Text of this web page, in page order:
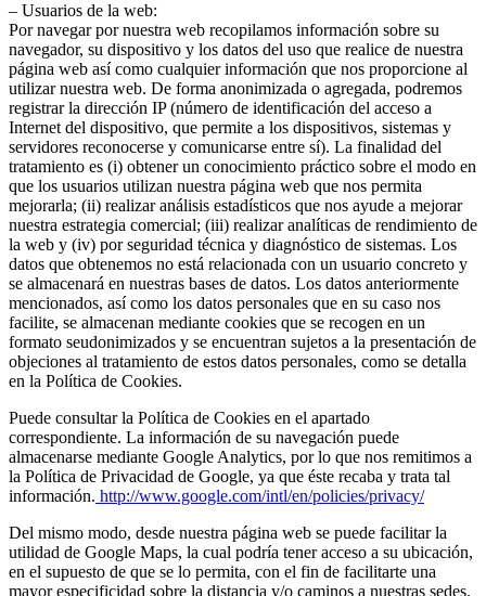
– Usuarios de la web:
Por navegar por nuestra web recopilamos información sobre su
navegador, su dispositivo y los datos del uso que realice de nuestra
página web así como cualquier información que nos proporcione al
utilizar nuestra web. De forma anonimizada o agregada, podremos
registrar la dirección IP (número de identificación del acceso a
Internet del dispositivo, que permite a los dispositivos, sistemas y
servidores reconocerse y comunicarse entre sí). La finalidad del
tratamiento es (i) obtener un conocimiento práctico sobre el modo en
que los usuarios utilizan nuestra página web que nos permita
mejorarla; (ii) realizar análisis estadísticos que nos ayude a mejorar
nuestra estrategia comercial; (iii) realizar analíticas de rendimiento de
la web y (iv) por seguridad técnica y diagnóstico de sistemas. Los
datos que obtenemos no está relacionada con un usuario concreto y
se almacenará en nuestras bases de datos. Los datos anteriormente
mencionados, así como los datos personales que en su caso nos
facilite, se almacenan mediante cookies que se recogen en un
formato seudonimizados y se encuentran sujetos a la presentación de
objeciones al tratamiento de estos datos personales, como se detalla
en la Política de Cookies.
Puede consultar la Política de Cookies en el apartado
correspondiente. La información de su navegación puede
almacenarse mediante Google Analytics, por lo que nos remitimos a
la Política de Privacidad de Google, ya que éste recaba y trata tal
información. http://www.google.com/intl/en/policies/privacy/
Del mismo modo, desde nuestra página web se puede facilitar la
utilidad de Google Maps, la cual podría tener acceso a su ubicación,
en el supuesto de que se lo permita, con el fin de facilitarte una
mayor especificidad sobre la distancia y/o caminos a nuestras sedes.